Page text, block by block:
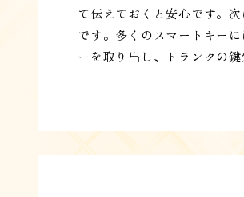
て伝えておくと安心です。
です。多くのスマートキー
ーを取り出し、トランクの